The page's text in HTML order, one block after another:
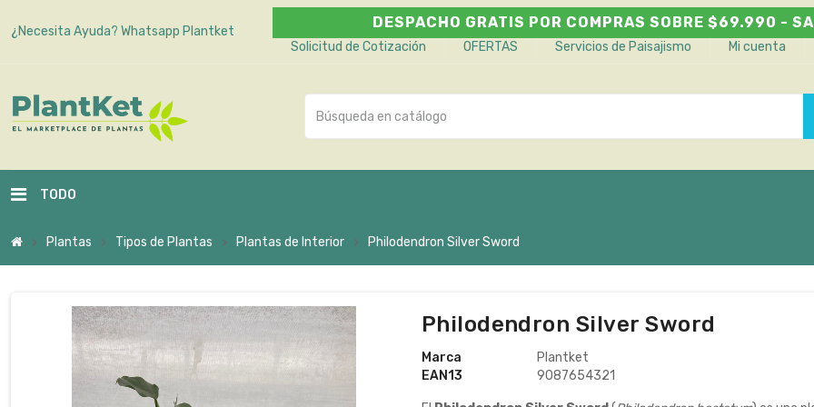
¿Necesita Ayuda? Whatsapp Plantket
DESPACHO GRATIS POR COMPRAS SOBRE $69.990 -
Solicitud de Cotización OFERTAS Servicios de Paisajismo Mi cuenta
TODO
chevron_right Plantas chevron_right Tipos de Plantas chevron_right Plantas de Interior chevron_right Philodendron Silver Sword
Philodendron Silver Sword
Marca
Plantket
EAN13
9087654321